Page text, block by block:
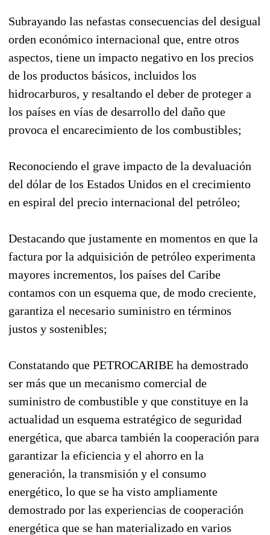
Subrayando las nefastas consecuencias del desigual
orden económico internacional que, entre otros
aspectos, tiene un impacto negativo en los precios
de los productos básicos, incluidos los
hidrocarburos, y resaltando el deber de proteger a
los países en vías de desarrollo del daño que
provoca el encarecimiento de los combustibles;
Reconociendo el grave impacto de la devaluación
del dólar de los Estados Unidos en el crecimiento
en espiral del precio internacional del petróleo;
Destacando que justamente en momentos en que la
factura por la adquisición de petróleo experimenta
mayores incrementos, los países del Caribe
contamos con un esquema que, de modo creciente,
garantiza el necesario suministro en términos
justos y sostenibles;
Constatando que PETROCARIBE ha demostrado
ser más que un mecanismo comercial de
suministro de combustible y que constituye en la
actualidad un esquema estratégico de seguridad
energética, que abarca también la cooperación para
garantizar la eficiencia y el ahorro en la
generación, la transmisión y el consumo
energético, lo que se ha visto ampliamente
demostrado por las experiencias de cooperación
energética que se han materializado en varios